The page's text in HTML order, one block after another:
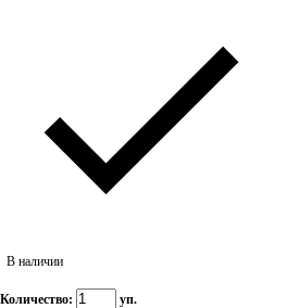
В наличии
Количество: уп.